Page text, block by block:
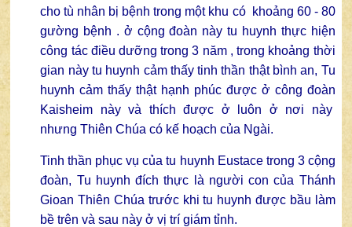
cho tù nhân bị bệnh trong một khu có khoảng 60 - 80
gường bệnh . ở cộng đoàn này tu huynh thực hiện
công tác điều dưỡng trong 3 năm , trong khoảng thời
gian này tu huynh cảm thấy tinh thần thật bình an, Tu
huynh cảm thấy thật hạnh phúc được ở công đoàn
Kaisheim này và thích được ở luôn ở nơi này
nhưng Thiên Chúa có kế hoạch của Ngài.
Tinh thần phục vụ của tu huynh Eustace trong 3 cộng
đoàn, Tu huynh đích thực là người con của Thánh
Gioan Thiên Chúa trước khi tu huynh được bầu làm
bề trên và sau này ở vị trí giám tỉnh.